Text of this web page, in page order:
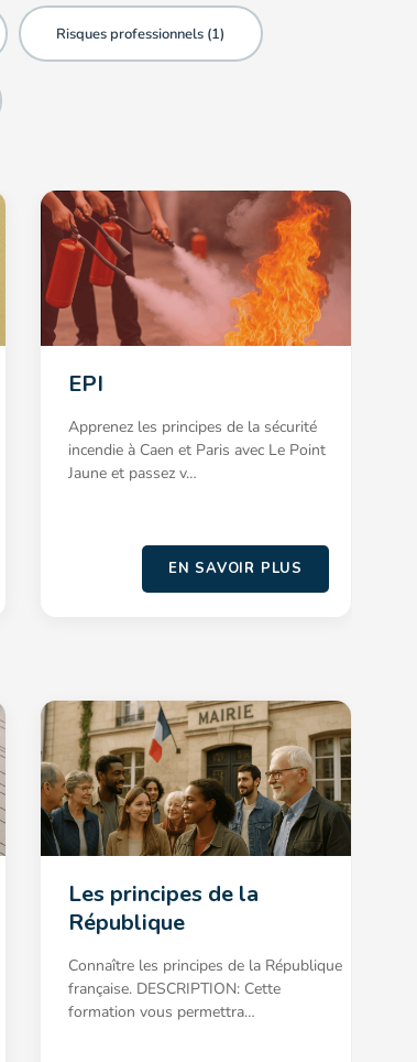
Risques professionnels (1)
EPI
Apprenez les principes de la sécurité
incendie à Caen et Paris avec Le Point
Jaune et passez v…
EN SAVOIR PLUS
Les principes de la
République
Connaître les principes de la République
française. DESCRIPTION: Cette
formation vous permettra…